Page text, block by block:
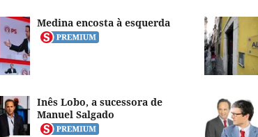
Medina encosta à esquerda
Inês Lobo, a sucessora de
Manuel Salgado